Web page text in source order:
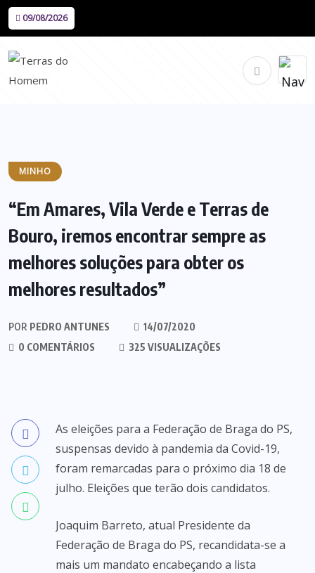
09/08/2026
MINHO
“Em Amares, Vila Verde e Terras de
Bouro, iremos encontrar sempre as
melhores soluções para obter os
melhores resultados”
POR PEDRO ANTUNES
14/07/2020
0 COMENTÁRIOS
325 VISUALIZAÇÕES
As eleições para a Federação de Braga do PS,
suspensas devido à pandemia da Covid-19,
foram remarcadas para o próximo dia 18 de
julho. Eleições que terão dois candidatos.
Joaquim Barreto, atual Presidente da
Federação de Braga do PS, recandidata-se a
mais um mandato encabeçando a lista